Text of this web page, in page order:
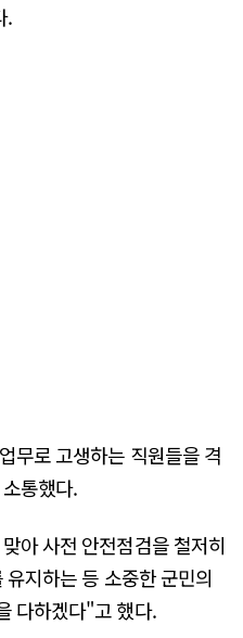
.
무로 고생하는 직원들을 격
통했다.
아 사전 안전점검을 철저히
지하는 등 소중한 군민의
다하겠다"고 했다.